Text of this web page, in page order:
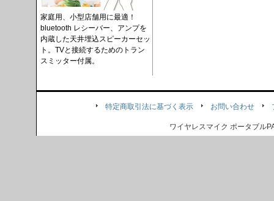
家庭用、小型店舗用に最適！
bluetooth レシーバー、アンプを
内蔵した天井埋込スピーカーセッ
ト。TVと接続するためのトラン
スミッター付属。
特定商取引法に基づく表示 お問い合わせ
ワイヤレスマイク ポータブル